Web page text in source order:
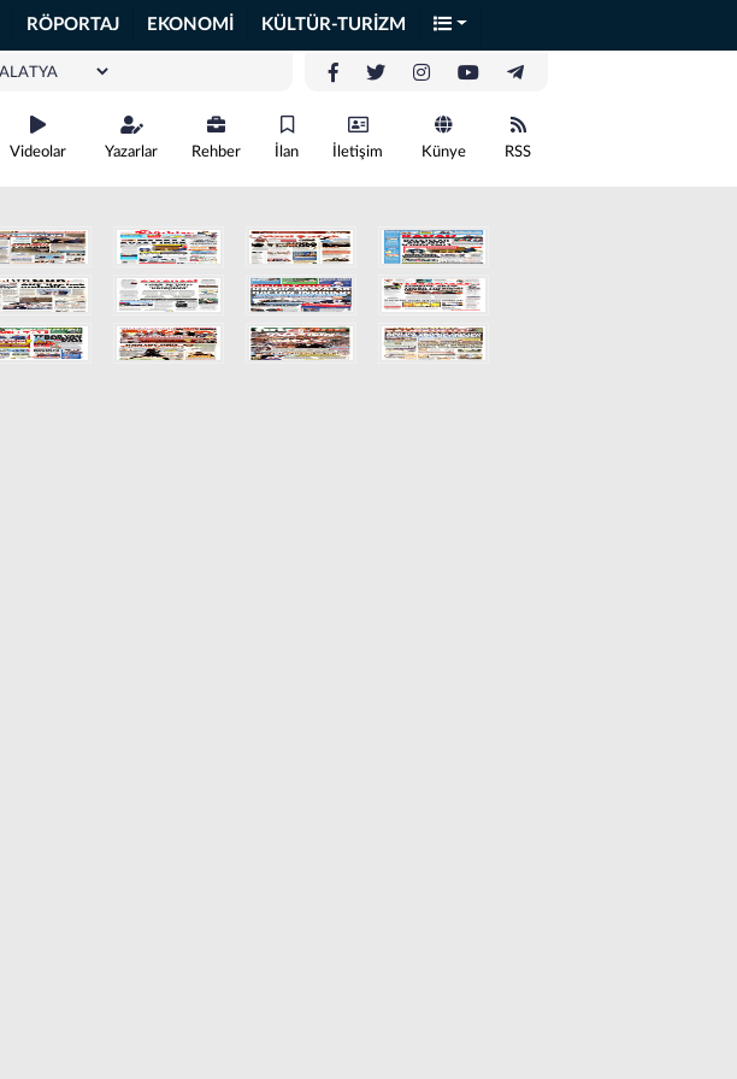
RÖPORTAJ EKONOMİ KÜLTÜR-TURİZM
Videolar Yazarlar Rehber İlan İletişim Künye RSS